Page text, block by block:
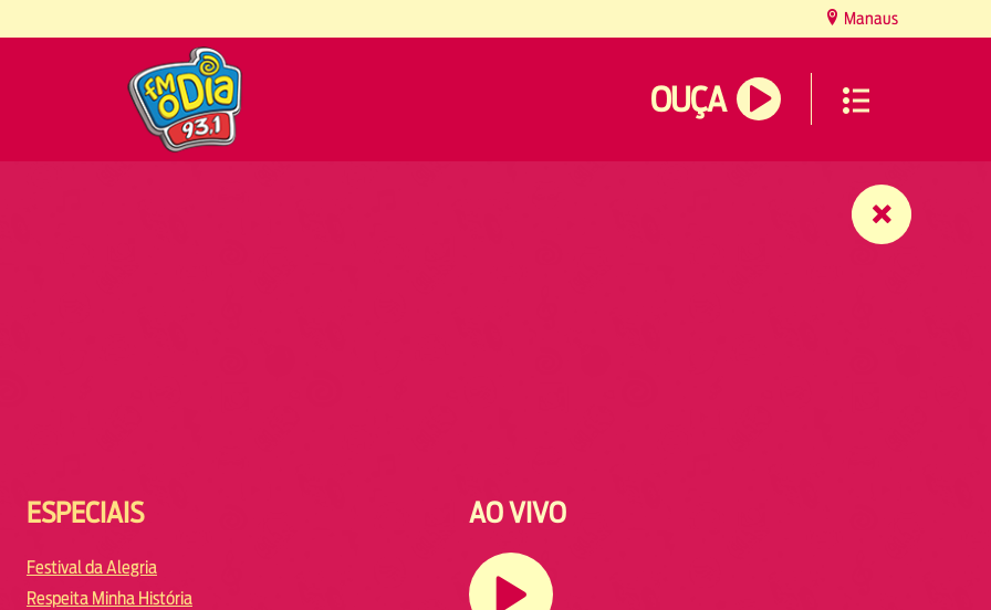
Manaus
OUÇA
ESPECIAIS
Festival da Alegria
Respeita Minha História
AO VIVO